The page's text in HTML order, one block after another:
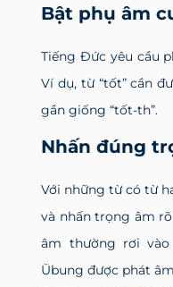
Bật phụ âm
Tiếng Đức yêu cầu
Ví dụ, từ “tốt” cần
gần giống “tốt-th”.
Nhấn đúng
Với những từ có từ
và nhấn trọng âm
âm thường rơi
Übung được phát